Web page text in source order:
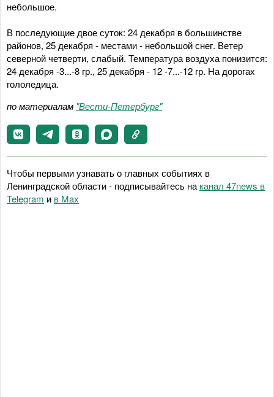
небольшое.
В последующие двое суток: 24 декабря в большинстве
районов, 25 декабря - местами - небольшой снег. Ветер
северной четверти, слабый. Температура воздуха понизится:
24 декабря -3...-8 гр., 25 декабря - 12 -7...-12 гр. На дорогах
гололедица.
по материалам "Вести-Петербург"
Чтобы первыми узнавать о главных событиях в
Ленинградской области - подписывайтесь на канал 47news в
Telegram и в Maх